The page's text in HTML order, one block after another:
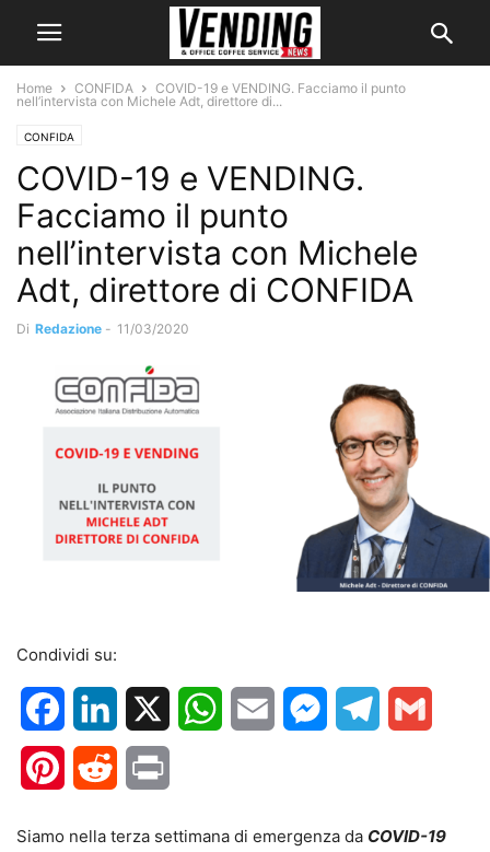
Home CONFIDA
COVID-19 e VENDING. Facciamo il punto
nell’intervista con Michele Adt, direttore di...
CONFIDA
COVID-19 e VENDING.
Facciamo il punto
nell’intervista con Michele
Adt, direttore di CONFIDA
Di Redazione - 11/03/2020
Condividi su:
FacebookLinkedIn WhatsApp
Email MessengerTelegram
PinterestReddit
Siamo nella terza settimana di emergenza da COVID-19